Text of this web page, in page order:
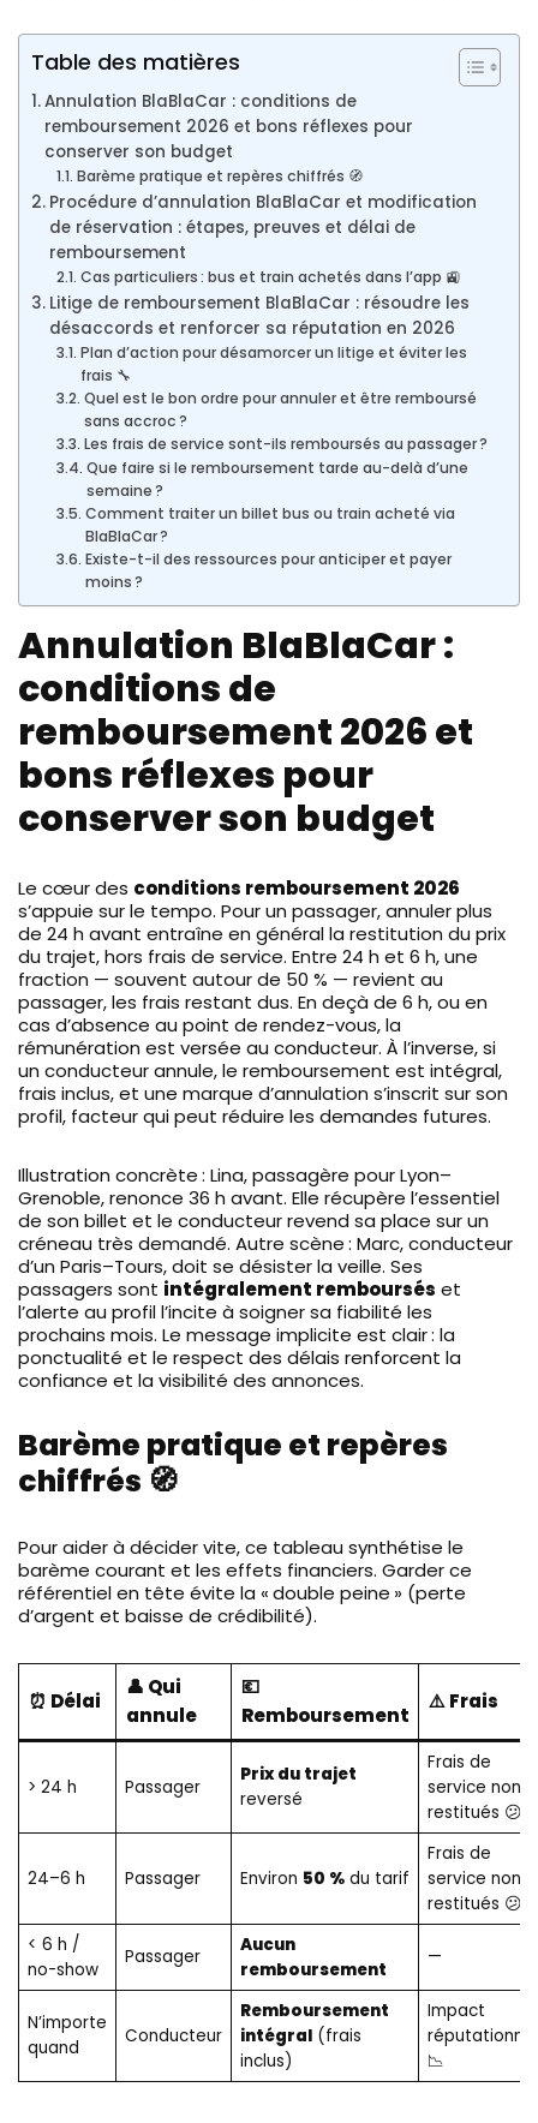
Table des matières
Annulation BlaBlaCar : conditions de
remboursement 2026 et bons réflexes pour
conserver son budget
Barème pratique et repères chiffrés 🧭
Procédure d’annulation BlaBlaCar et modification
de réservation : étapes, preuves et délai de
remboursement
Cas particuliers : bus et train achetés dans l’app 🚉
Litige de remboursement BlaBlaCar : résoudre les
désaccords et renforcer sa réputation en 2026
Plan d’action pour désamorcer un litige et éviter les
frais 🔧
Quel est le bon ordre pour annuler et être remboursé
sans accroc ?
Les frais de service sont-ils remboursés au passager ?
Que faire si le remboursement tarde au-delà d’une
semaine ?
Comment traiter un billet bus ou train acheté via
BlaBlaCar ?
Existe-t-il des ressources pour anticiper et payer
moins ?
Annulation BlaBlaCar :
conditions de
remboursement 2026 et
bons réflexes pour
conserver son budget
Le cœur des conditions remboursement 2026
s’appuie sur le tempo. Pour un passager, annuler plus
de 24 h avant entraîne en général la restitution du prix
du trajet, hors frais de service. Entre 24 h et 6 h, une
fraction — souvent autour de 50 % — revient au
passager, les frais restant dus. En deçà de 6 h, ou en
cas d’absence au point de rendez-vous, la
rémunération est versée au conducteur. À l’inverse, si
un conducteur annule, le remboursement est intégral,
frais inclus, et une marque d’annulation s’inscrit sur son
profil, facteur qui peut réduire les demandes futures.
Illustration concrète : Lina, passagère pour Lyon–
Grenoble, renonce 36 h avant. Elle récupère l’essentiel
de son billet et le conducteur revend sa place sur un
créneau très demandé. Autre scène : Marc, conducteur
d’un Paris–Tours, doit se désister la veille. Ses
passagers sont intégralement remboursés et
l’alerte au profil l’incite à soigner sa fiabilité les
prochains mois. Le message implicite est clair : la
ponctualité et le respect des délais renforcent la
confiance et la visibilité des annonces.
Barème pratique et repères
chiffrés 🧭
Pour aider à décider vite, ce tableau synthétise le
barème courant et les effets financiers. Garder ce
référentiel en tête évite la « double peine » (perte
d’argent et baisse de crédibilité).
⏰ Délai
👤 Qui
annule
💶
Remboursement
⚠️ Frais
> 24 h Passager
Prix du trajet
reversé
Frais de
service non
restitués 😕
24–6 h Passager Environ 50 %du tarif
Frais de
service non
restitués 😕
< 6 h /
no-show
Passager
Aucun
remboursement
—
N’importe
quand
Conducteur
Remboursement
intégral(frais
inclus)
Impact
réputationnel
📉